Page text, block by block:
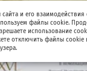
и его взаимодействия
файлы cookie.
использование
отключить файлы cookie